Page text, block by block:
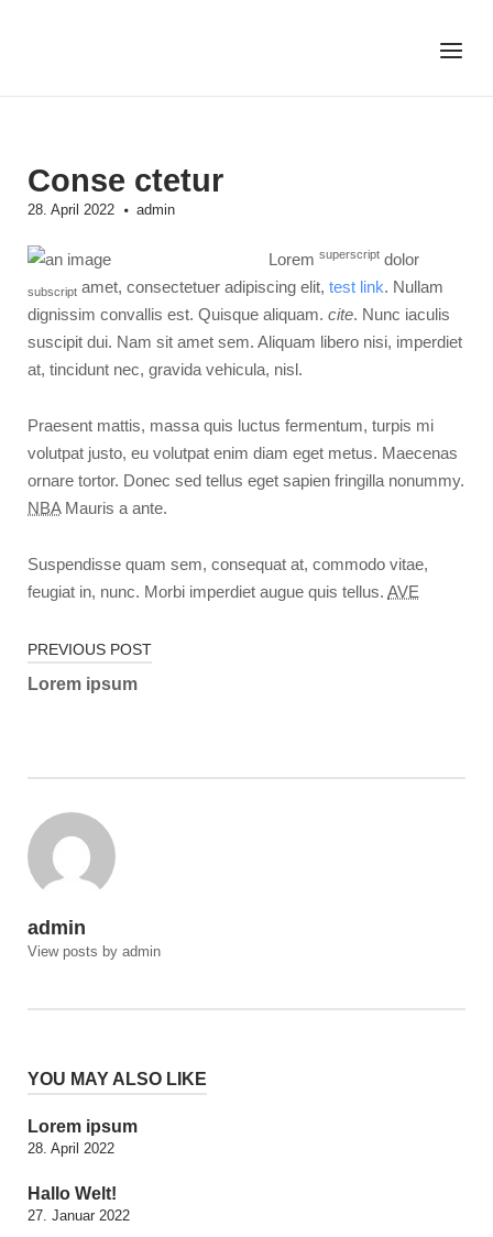
Menu
Conse ctetur
28. April 2022 admin
Lorem superscriptdolor
subscript amet, consectetuer adipiscing elit, test link. Nullam
dignissim convallis est. Quisque aliquam. cite. Nunc iaculis
suscipit dui. Nam sit amet sem. Aliquam libero nisi, imperdiet
at, tincidunt nec, gravida vehicula, nisl.
Praesent mattis, massa quis luctus fermentum, turpis mi
volutpat justo, eu volutpat enim diam eget metus. Maecenas
ornare tortor. Donec sed tellus eget sapien fringilla nonummy.
NBAMauris a ante.
Suspendisse quam sem, consequat at, commodo vitae,
feugiat in, nunc. Morbi imperdiet augue quis tellus. AVE
Beitragsnavigation
PREVIOUS POST
Lorem ipsum
admin
View posts by admin
YOU MAY ALSO LIKE
Lorem ipsum
28. April 2022
Hallo Welt!
27. Januar 2022